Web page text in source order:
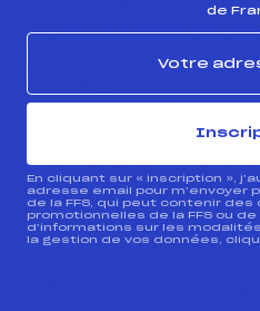
de
En cliquant sur « inscription »,
adresse email pour
de la FFS, qui peut contenir
promotionnelles de la FFS ou
d’informations sur les
la gestion de vos données,